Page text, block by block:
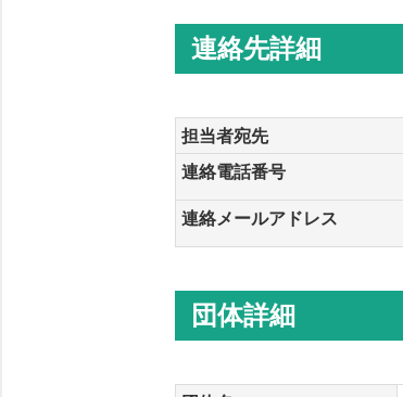
連絡先詳細
担当者宛先
連絡電話番号
連絡メールアドレス
団体詳細